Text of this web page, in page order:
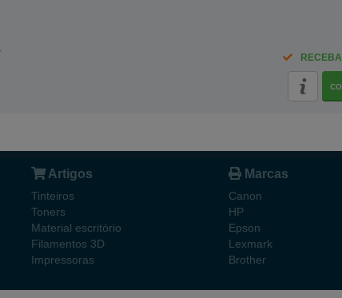
Artigos
Tinteiros
Toners
Material escritório
Filamentos 3D
Impressoras
Marcas
Canon
HP
Epson
Lexmark
Brother